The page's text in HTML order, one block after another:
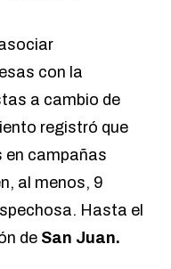
con la
a cambio de
registró que
campañas
al menos, 9
Hasta el
de San Juan.